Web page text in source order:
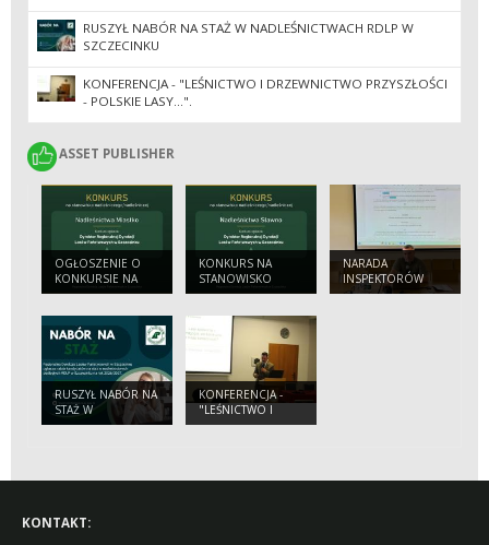
RUSZYŁ NABÓR NA STAŻ W NADLEŚNICTWACH RDLP W
SZCZECINKU
KONFERENCJA - "LEŚNICTWO I DRZEWNICTWO PRZYSZŁOŚCI
- POLSKIE LASY...".
ASSET PUBLISHER
ASSET PUBLISHER
OGŁOSZENIE O
KONKURSIE NA
STANOWISKO:
NADLEŚNICZEJ
NADLEŚNICTWA
MIASTKO
KONKURS NA
STANOWISKO
NADLEŚNICZEGO/
NADLEŚNICTWA
SŁAWNO
NARADA
INSPEKTORÓW
STRAŻY LEŚNEJ W
RUSZYŁ NABÓR NA
STAŻ W
NADLEŚNICTWACH
KONFERENCJA -
"LEŚNICTWO I
DRZEWNICTWO
KONTAKT: